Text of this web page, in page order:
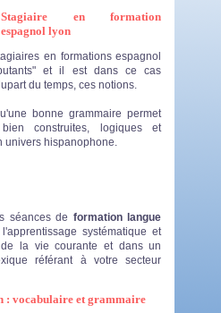
Stagiaire enformation
espagnol lyon
en formations espagnol
et il est dans ce cas
du temps, ces notions.
bonne grammaire permet
construites, logiques et
univers hispanophone.
séances de formation langue
systématique et
la vie courante et dans un
référant à votre secteur
: vocabulaire et grammaire